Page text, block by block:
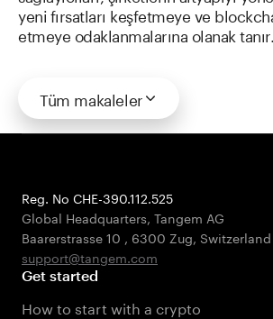
yeni fırsatları keşfetmeye ve
etmeye odaklanmalarına olanak tanır.
Tüm makaleler
Reg. No CHE-390.112.525
Global Headquarters, Tangem AG
Baarerstrasse 10 , 6300 Zug, Switzerland
support@tangem.com
Get started
How to start with a crypto